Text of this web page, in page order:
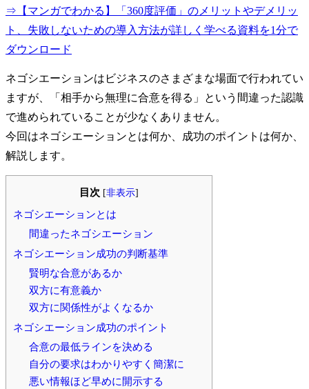
⇒【マンガでわかる】「360度評価」のメリットやデメリッ
ト、失敗しないための導入方法が詳しく学べる資料を1分で
ダウンロード
ネゴシエーションはビジネスのさまざまな場面で行われてい
ますが、「相手から無理に合意を得る」という間違った認識
で進められていることが少なくありません。
今回はネゴシエーションとは何か、成功のポイントは何か、
解説します。
目次 [非表示]
ネゴシエーションとは
間違ったネゴシエーション
ネゴシエーション成功の判断基準
賢明な合意があるか
双方に有意義か
双方に関係性がよくなるか
ネゴシエーション成功のポイント
合意の最低ラインを決める
自分の要求はわかりやすく簡潔に
悪い情報ほど早めに開示する